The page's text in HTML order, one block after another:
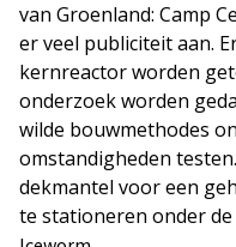
van Groenland: Camp
er veel publiciteit aan.
kernreactor worden
onderzoek worden
wilde bouwmethodes
omstandigheden
dekmantel voor een
te stationeren onder